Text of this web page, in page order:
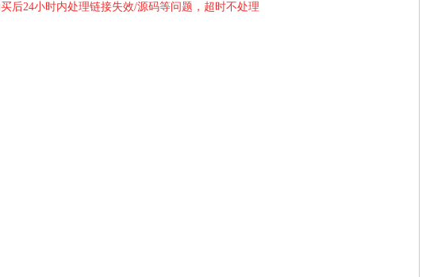
后24小时内处理链接失效/源码等问题，超时不处理